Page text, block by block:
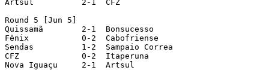
Artsul          2-1  CFZ
Round 5 [Jun 5]
Quissamã        2-1  Bonsucesso
Fênix           0-2  Cabofriense
Sendas          1-2  Sampaio Correa
CFZ             0-2  Itaperuna
Nova Iguaçu     2-1  Artsul